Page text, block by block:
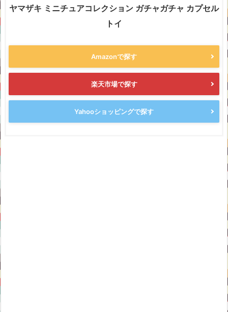
ヤマザキ ミニチュアコレクション ガチャガチャ カプセル
トイ
Amazonで探す
楽天市場で探す
Yahooショッピングで探す